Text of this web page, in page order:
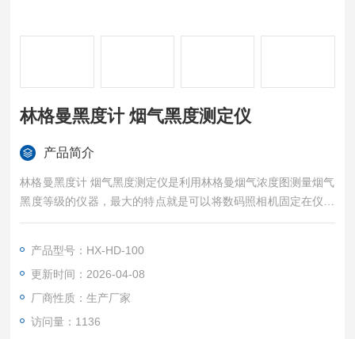
林格曼黑度计 烟气黑度测定仪
产品简介
林格曼黑度计 烟气黑度测定仪是利用林格曼烟气浓度图测量烟气
黑度等级的仪器，最大的特点就是可以将数码照相机固定在仪器
上拍照以记录观测结果。
产品型号：HX-HD-100
更新时间：2026-04-08
厂商性质：生产厂家
访问量：1136